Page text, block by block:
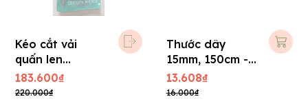
Kéo cắt vải
quấn len
Nguyễn Đình
10TR dài 26 cm
183.600₫
220.000₫
Thước dây
15mm, 150cm -
Germany
13.608₫
16.000₫